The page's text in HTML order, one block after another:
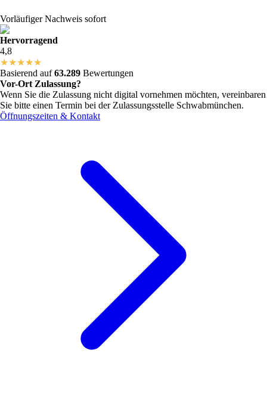
Vorläufiger Nachweis sofort
Hervorragend
4,8
★★★★★
Basierend auf63.289 Bewertungen
Vor-Ort Zulassung?
Wenn Sie die Zulassung nicht digital vornehmen möchten, vereinbaren
Sie bitte einen Termin bei der Zulassungsstelle Schwabmünchen.
Öffnungszeiten & Kontakt